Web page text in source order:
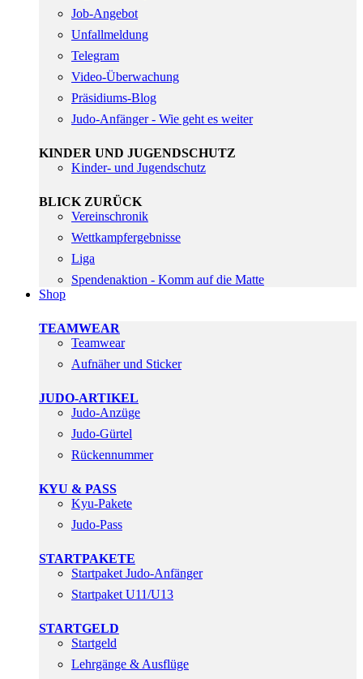
Job-Angebot
Unfallmeldung
Telegram
Video-Überwachung
Präsidiums-Blog
Judo-Anfänger - Wie geht es weiter
KINDER UND JUGENDSCHUTZ
Kinder- und Jugendschutz
BLICK ZURÜCK
Vereinschronik
Wettkampfergebnisse
Liga
Spendenaktion - Komm auf die Matte
Shop
TEAMWEAR
Teamwear
Aufnäher und Sticker
JUDO-ARTIKEL
Judo-Anzüge
Judo-Gürtel
Rückennummer
KYU & PASS
Kyu-Pakete
Judo-Pass
STARTPAKETE
Startpaket Judo-Anfänger
Startpaket U11/U13
STARTGELD
Startgeld
Lehrgänge & Ausflüge